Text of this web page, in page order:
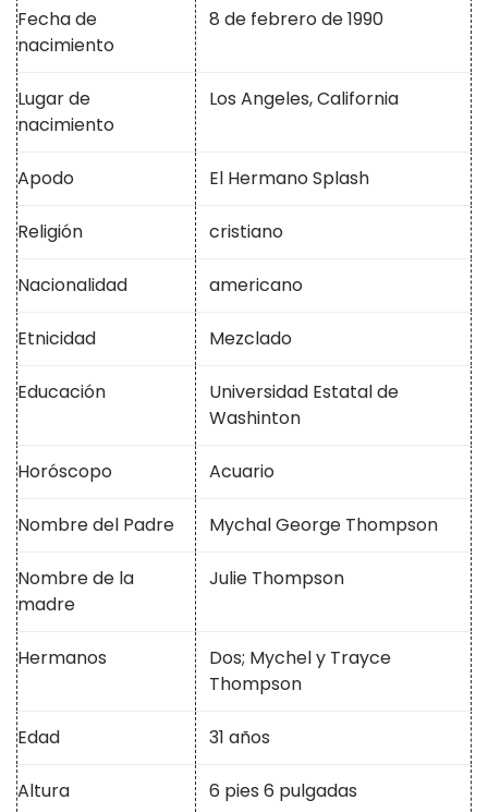
Fecha de
nacimiento
8 de febrero de 1990
Lugar de
nacimiento
Los Angeles, California
Apodo El Hermano Splash
Religión cristiano
Nacionalidad americano
Etnicidad Mezclado
Educación
Universidad Estatal de
Washinton
Horóscopo Acuario
Nombre del Padre Mychal George Thompson
Nombre de la
madre
Julie Thompson
Hermanos
Dos; Mychel y Trayce
Thompson
Edad 31 años
Altura 6 pies 6 pulgadas